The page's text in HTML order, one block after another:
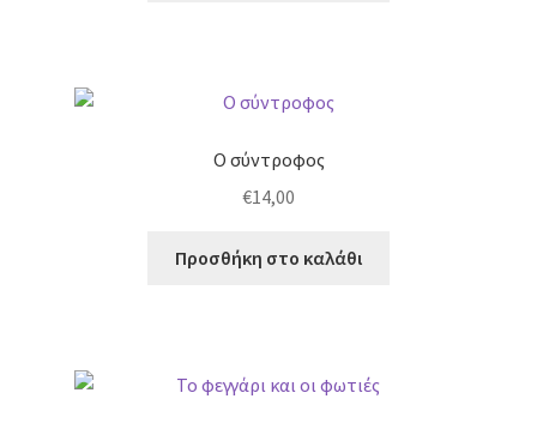
Ο σύντροφος
€14,00
Προσθήκη στο καλάθι